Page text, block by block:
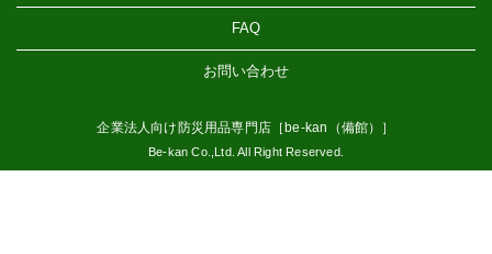
FAQ
お問い合わせ
企業法人向け防災用品専門店［be-kan（備館）］
Be-kan Co.,Ltd. All Right Reserved.